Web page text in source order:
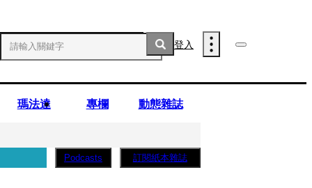
登入
瑪法達 專欄 動態雜誌
Podcasts 訂閱紙本雜誌